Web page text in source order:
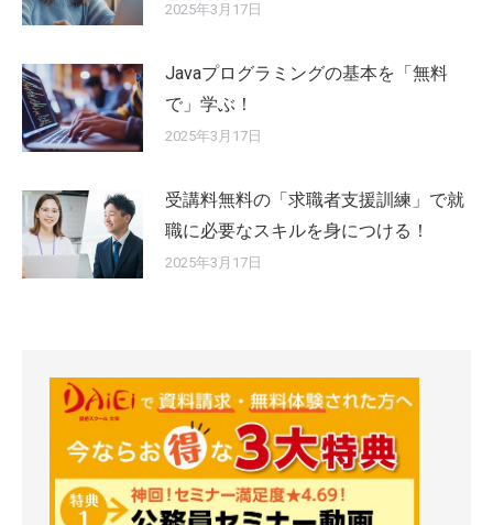
2025年3月17日
Javaプログラミングの基本を「無料
で」学ぶ！
2025年3月17日
受講料無料の「求職者支援訓練」で就
職に必要なスキルを身につける！
2025年3月17日